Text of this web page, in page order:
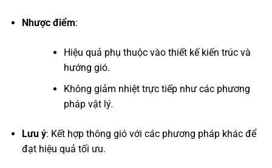
Nhược điểm:
Hiệu quả phụ thuộc vào thiết kế kiến trúc và
hướng gió.
Không giảm nhiệt trực tiếp như các phương
pháp vật lý.
Lưu ý: Kết hợp thông gió với các phương pháp khác để
đạt hiệu quả tối ưu.